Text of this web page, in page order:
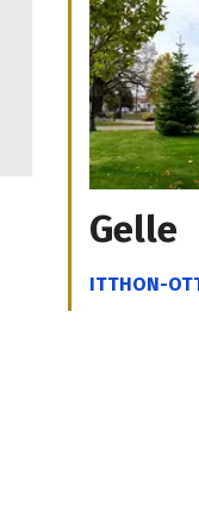
Gelle
ITTHON-